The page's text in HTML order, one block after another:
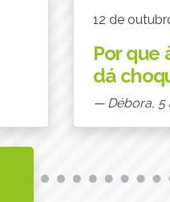
12 de
Por que
dá
— Débora, 5